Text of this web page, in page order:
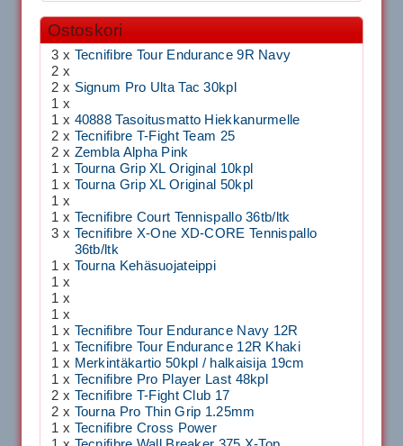
Ostoskori
3 x Tecnifibre Tour Endurance 9R Navy
2 x
2 x Signum Pro Ulta Tac 30kpl
1 x
1 x 40888 Tasoitusmatto Hiekkanurmelle
2 x Tecnifibre T-Fight Team 25
2 x Zembla Alpha Pink
1 x Tourna Grip XL Original 10kpl
1 x Tourna Grip XL Original 50kpl
1 x
1 x Tecnifibre Court Tennispallo 36tb/ltk
3 x Tecnifibre X-One XD-CORE Tennispallo
36tb/ltk
1 x Tourna Kehäsuojateippi
1 x
1 x
1 x
1 x Tecnifibre Tour Endurance Navy 12R
1 x Tecnifibre Tour Endurance 12R Khaki
1 x Merkintäkartio 50kpl / halkaisija 19cm
1 x Tecnifibre Pro Player Last 48kpl
2 x Tecnifibre T-Fight Club 17
2 x Tourna Pro Thin Grip 1.25mm
1 x Tecnifibre Cross Power